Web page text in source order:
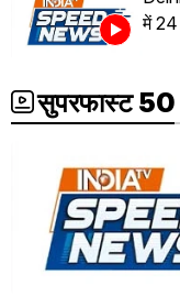
में 24
सुपरफास्ट 50